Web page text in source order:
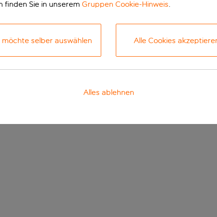
finden Sie in unserem Gruppen Cookie-Hinweis.
möchte selber auswählen Alle Cookies
Alles ablehnen